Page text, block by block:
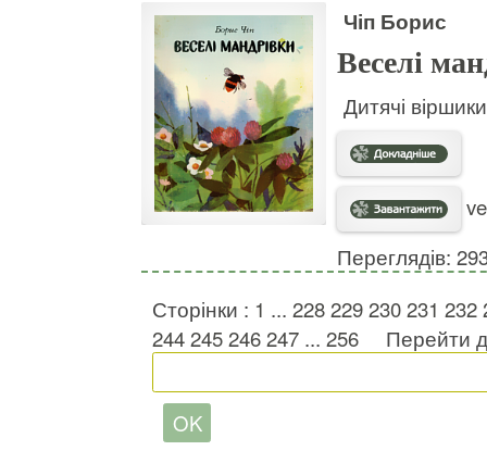
Чіп Борис
Веселі
Дитячі
Переглядів:
Сторінки : 1 ... 228229230231 232
244245246247 ... 256 Перейти